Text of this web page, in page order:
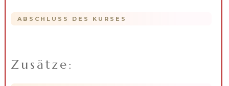
ABSCHLUSS DES KURSES
Zusätze: